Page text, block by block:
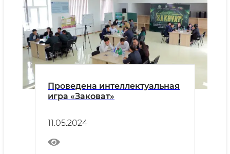
Проведена интеллектуальная
игра «Заковат»
11.05.2024